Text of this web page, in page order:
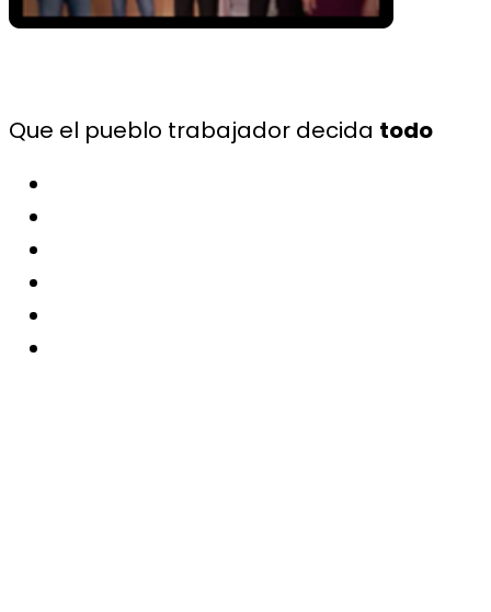
Que el pueblo trabajador decida todo